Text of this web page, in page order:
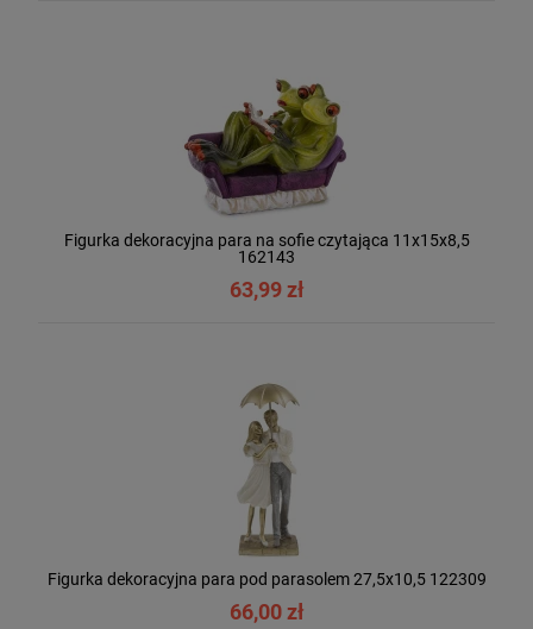
Figurka dekoracyjna para na sofie czytająca 11x15x8,5
162143
63,99 zł
Figurka dekoracyjna para pod parasolem 27,5x10,5 122309
66,00 zł